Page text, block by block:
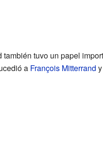
tuvo un papel
a François Mitterrand